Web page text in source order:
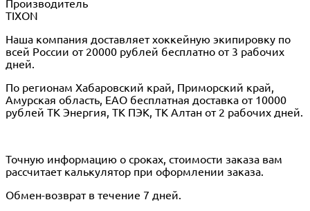
Производитель
TIXON
Наша компания доставляет хоккейную экипировку по
всей России от 20000 рублей бесплатно от 3 рабочих
дней.
По регионам Хабаровский край, Приморский край,
Амурская область, ЕАО бесплатная доставка от 10000
рублей ТК Энергия, ТК ПЭК, ТК Алтан от 2 рабочих дней.
Точную информацию о сроках, стоимости заказа вам
рассчитает калькулятор при оформлении заказа.
Обмен-возврат в течение 7 дней.